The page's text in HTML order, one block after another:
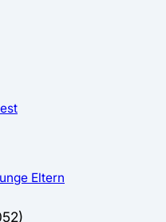
Eltern